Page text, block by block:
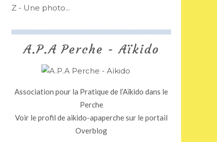
Z - Une photo...
A.P.A Perche - Aïkido
Association pour la Pratique de l’Aïkido dans le
Perche
Voir le profil deaikido-apaperchesur le portail
Overblog